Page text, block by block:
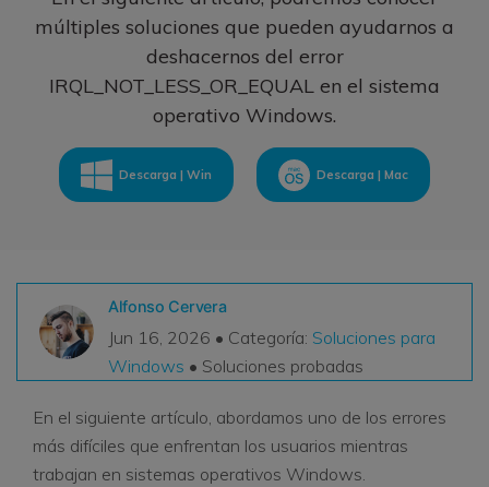
Pruébalo Gratis
Recoverit para Mac
Recupera datos ilimitados del sistema Mac
Pruébalo Gratis
Recoverit Gratis
Recupera datos perdidos/eliminados gratis
Pruébalo Gratis
Recuperar Medios Borrados
Soluciones de Recuperación Exclusivas
Recuperar Documentos
Escenarios de Pérdida de Datos
Por qué Recoverit
Experto en Recuperación de Datos
Historias de Clientes
Temas Destacados
DESCARGAR Sign In
search
múltiples soluciones que pueden ayudarnos a
deshacernos del error
IRQL_NOT_LESS_OR_EQUAL en el sistema
operativo Windows.
Descarga | Win Descarga | Mac
Alfonso Cervera
Jun 16, 2026 • Categoría: Soluciones para
Windows • Soluciones probadas
En el siguiente artículo, abordamos uno de los errores
más difíciles que enfrentan los usuarios mientras
trabajan en sistemas operativos Windows.